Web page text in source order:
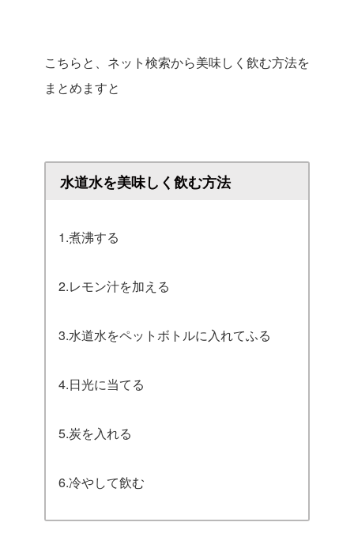
こちらと、ネット検索から美味しく飲む方法を
まとめますと
水道水を美味しく飲む方法
1.煮沸する
2.レモン汁を加える
3.水道水をペットボトルに入れてふる
4.日光に当てる
5.炭を入れる
6.冷やして飲む